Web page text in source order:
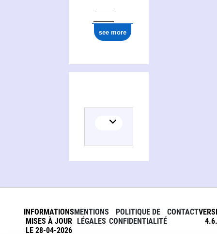
see more
INFORMATIONS
MISES À JOUR
LE 28-04-2026
MENTIONS
LÉGALES
POLITIQUE DE
CONFIDENTIALITÉ
CONTACT